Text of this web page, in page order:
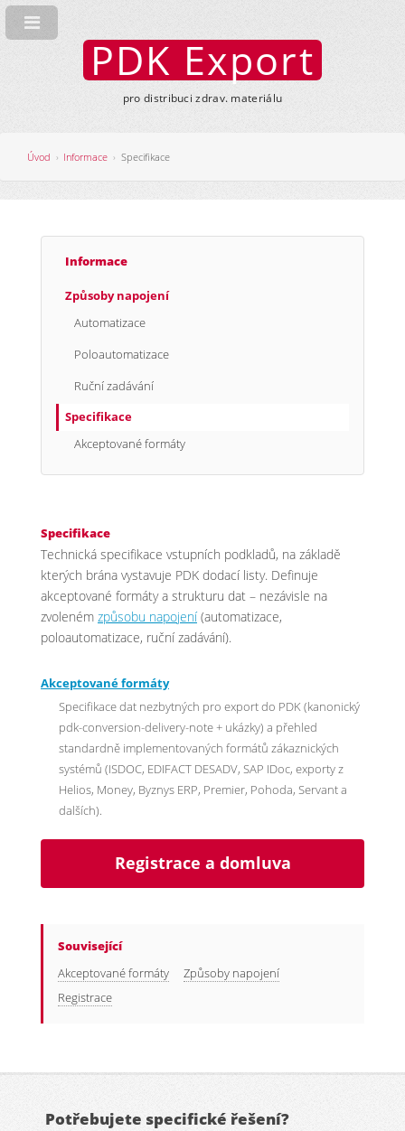
PDK Export
pro distribuci zdrav. materiálu
Úvod Informace Specifikace
Informace
Způsoby napojení
Automatizace
Poloautomatizace
Ruční zadávání
Specifikace
Akceptované formáty
Specifikace
Technická specifikace vstupních podkladů, na základě
kterých brána vystavuje PDK dodací listy. Definuje
akceptované formáty a strukturu dat – nezávisle na
zvoleném způsobu napojení(automatizace,
poloautomatizace, ruční zadávání).
Akceptované formáty
Specifikace dat nezbytných pro export do PDK (kanonický
pdk-conversion-delivery-note + ukázky) a přehled
standardně implementovaných formátů zákaznických
systémů (ISDOC, EDIFACT DESADV, SAP IDoc, exporty z
Helios, Money, Byznys ERP, Premier, Pohoda, Servant a
dalších).
Registrace a domluva
Související
Akceptované formáty
Způsoby napojení
Registrace
Potřebujete specifické řešení?